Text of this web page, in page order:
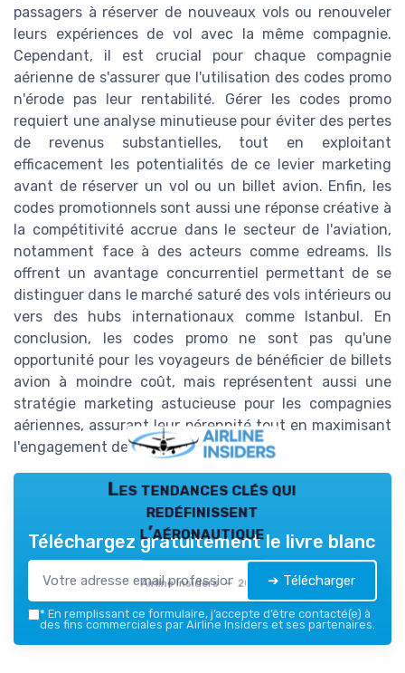
passagers à réserver de nouveaux vols ou renouveler
leurs expériences de vol avec la même compagnie.
Cependant, il est crucial pour chaque compagnie
aérienne de s'assurer que l'utilisation des codes promo
n'érode pas leur rentabilité. Gérer les codes promo
requiert une analyse minutieuse pour éviter des pertes
de revenus substantielles, tout en exploitant
efficacement les potentialités de ce levier marketing
avant de réserver un vol ou un billet avion. Enfin, les
codes promotionnels sont aussi une réponse créative à
la compétitivité accrue dans le secteur de l'aviation,
notamment face à des acteurs comme edreams. Ils
offrent un avantage concurrentiel permettant de se
distinguer dans le marché saturé des vols intérieurs ou
vers des hubs internationaux comme Istanbul. En
conclusion, les codes promo ne sont pas qu'une
opportunité pour les voyageurs de bénéficier de billets
avion à moindre coût, mais représentent aussi une
stratégie marketing astucieuse pour les compagnies
aériennes, assurant leur pérennité tout en maximisant
l'engagement des clients.
Les tendances clés qui
redéfinissent
l’aéronautique
Airline Insiders — 2026
Téléchargez gratuitement le livre blanc
➔ Télécharger
* En remplissant ce formulaire, j’accepte d’être contacté(e) à
des fins commerciales par Airline Insiders et ses partenaires.